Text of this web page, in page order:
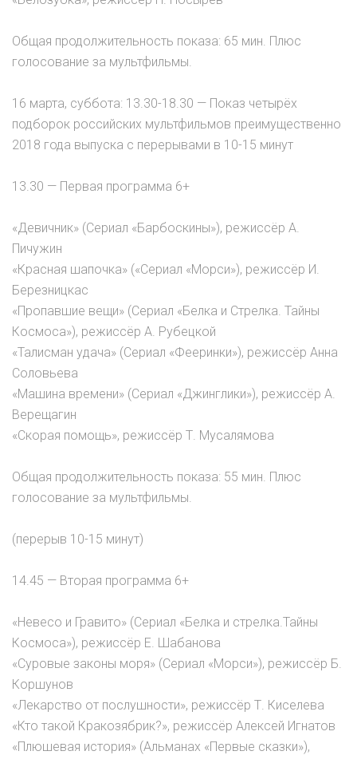
Общая продолжительность показа: 65 мин. Плюс
голосование за мультфильмы.
16 марта, суббота: 13.30-18.30 — Показ четырёх
подборок российских мультфильмов преимущественно
2018 года выпуска с перерывами в 10-15 минут
13.30 — Первая программа 6+
«Девичник» (Сериал «Барбоскины»), режиссёр А.
Пичужин
«Красная шапочка» («Сериал «Морси»), режиссёр И.
Березницкас
«Пропавшие вещи» (Сериал «Белка и Стрелка. Тайны
Космоса»), режиссёр А. Рубецкой
«Талисман удача» (Сериал «Фееринки»), режиссёр Анна
Соловьева
«Машина времени» (Сериал «Джинглики»), режиссёр А.
Верещагин
«Скорая помощь», режиссёр Т. Мусалямова
Общая продолжительность показа: 55 мин. Плюс
голосование за мультфильмы.
(перерыв 10-15 минут)
14.45 — Вторая программа 6+
«Невесо и Гравито» (Сериал «Белка и стрелка.Тайны
Космоса»), режиссёр Е. Шабанова
«Суровые законы моря» (Сериал «Морси»), режиссёр Б.
Коршунов
«Лекарство от послушности», режиссёр Т. Киселева
«Кто такой Кракозябрик?», режиссёр Алексей Игнатов
«Плюшевая история» (Альманах «Первые сказки»),